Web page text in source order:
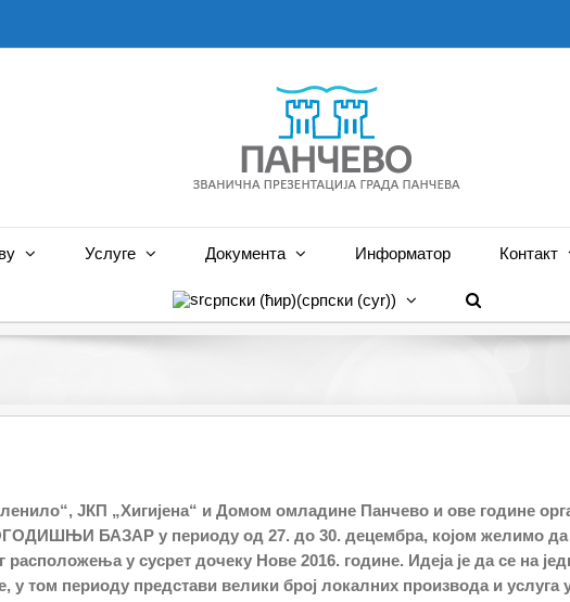
Услуге Документа Информатор Контакт
српски (ћир)(српски (cyr))
ЈКП „Хигијена“ и Домом омладине Панчево и ове године
БАЗАР у периоду од 27. до 30. децембра, којом желимо да
у сусрет дочеку Нове 2016. године. Идеја је да се на
у том периоду представи велики број локалних производа и услуга